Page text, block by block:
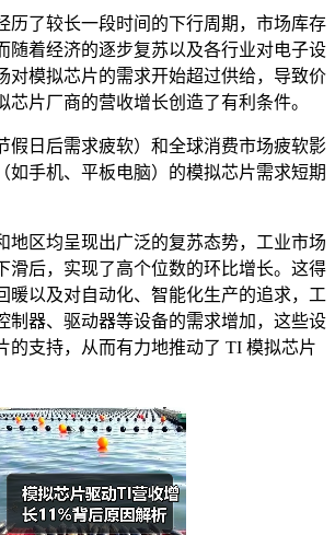
历了较长一段时间的下行周期，市场库存
随着经济的逐步复苏以及各行业对电子设
对模拟芯片的需求开始超过供给，导致价
芯片厂商的营收增长创造了有利条件。
假日后需求疲软）和全球消费市场疲软影
如手机、平板电脑）的模拟芯片需求短期
地区均呈现出广泛的复苏态势，工业市场
滑后，实现了高个位数的环比增长。这得
暖以及对自动化、智能化生产的追求，工
制器、驱动器等设备的需求增加，这些设
的支持，从而有力地推动了 TI 模拟芯片